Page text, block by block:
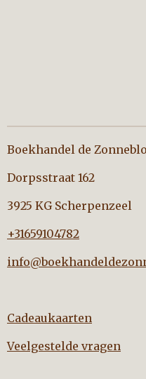
Boekhandel
Dorpsstraat 162
3925 KG Scherpenzeel
+31659104782
Cadeaukaarten
Veelgestelde vragen